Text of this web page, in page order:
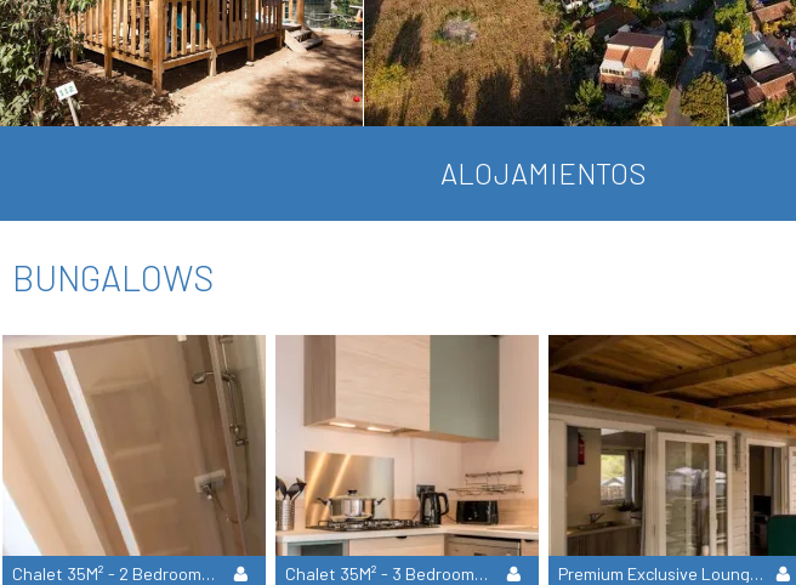
ALOJAMIENTOS
BUNGALOWS
Chalet 35M² - 2 Bedrooms - Air Conditionning
Chalet 35M² - 3 Bedrooms - Air Conditionning
Premium Exclusive Lounge 28M² - 2 Bedrooms - Air Conditionning